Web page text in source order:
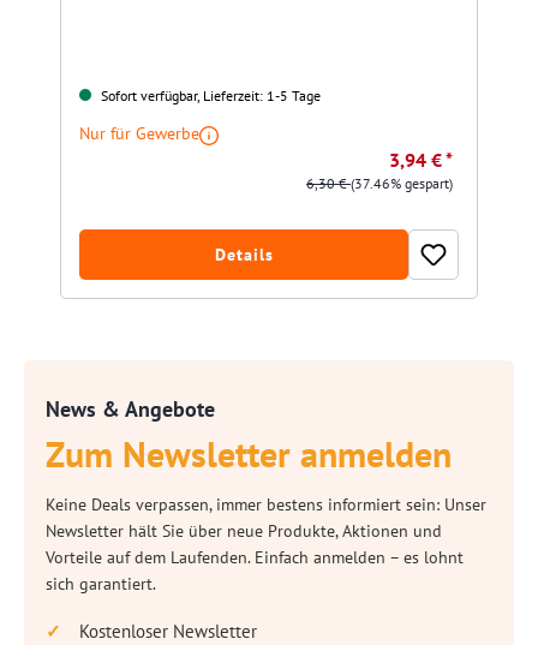
Sofort verfügbar, Lieferzeit: 1-5 Tage
Nur für Gewerbe
3,94 € *
6,30 €(37.46% gespart)
Details
News & Angebote
Zum Newsletter anmelden
Keine Deals verpassen, immer bestens informiert sein: Unser
Newsletter hält Sie über neue Produkte, Aktionen und
Vorteile auf dem Laufenden. Einfach anmelden – es lohnt
sich garantiert.
Kostenloser Newsletter